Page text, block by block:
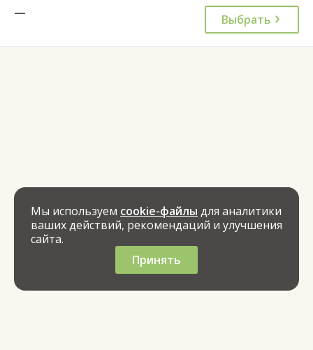
— Выбрать
Мы используем cookie-файлы для аналитики
ваших действий, рекомендаций и улучшения
сайта.
Принять